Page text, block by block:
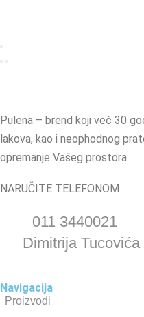
Pulena – brend koji već 30
lakova, kao i neophodnog
opremanje Vašeg prostora.
NARUČITE TELEFONOM
011 3440021
Dimitrija
Navigacija
Proizvodi